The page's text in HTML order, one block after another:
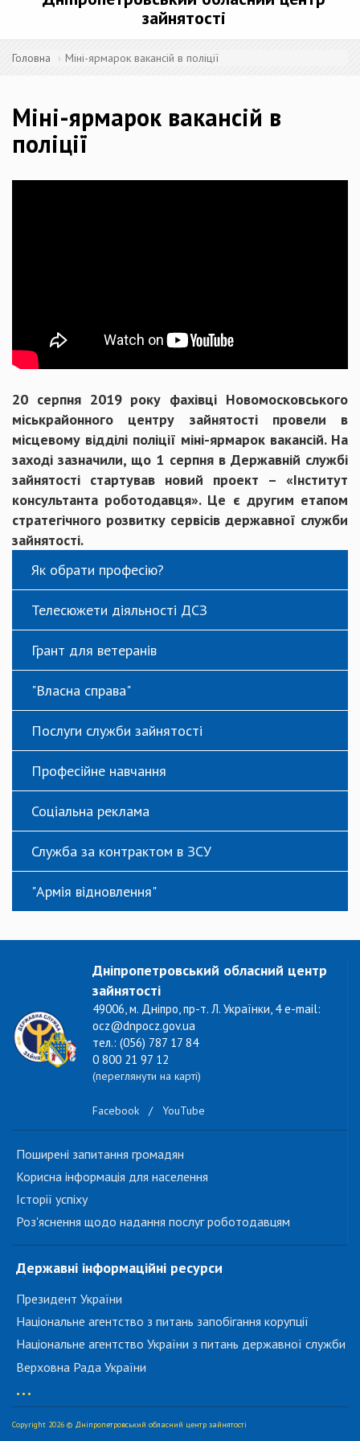
зайнятості
Головна Міні-ярмарок вакансій в поліції
Міні-ярмарок вакансій в
поліції
20 серпня 2019 року фахівці Новомосковського
міськрайонного центру зайнятості провели в
місцевому відділі поліції міні-ярмарок вакансій. На
заході зазначили, що 1 серпня в Державній службі
зайнятості стартував новий проект – «Інститут
консультанта роботодавця». Це є другим етапом
стратегічного розвитку сервісів державної служби
зайнятості.
Як обрати професію?
Телесюжети діяльності ДСЗ
Грант для ветеранів
"Власна справа"
Послуги служби зайнятості
Професійне навчання
Соціальна реклама
Служба за контрактом в ЗСУ
"Армія відновлення"
Дніпропетровський обласний центр
зайнятості
49006, м. Дніпро, пр-т. Л. Українки, 4 e-mail:
ocz@dnpocz.gov.ua
тел.: (056) 787 17 84
0 800 21 97 12
(переглянути на карті)
Facebook / YouTube
Поширені запитання громадян
Корисна інформація для населення
Історії успіху
Роз'яснення щодо надання послуг роботодавцям
Державні інформаційні ресурси
Президент України
Національне агентство з питань запобігання корупції
Національне агентство України з питань державної служби
Верховна Рада України
...
Copyright 2026 © Дніпропетровський обласний центр зайнятості